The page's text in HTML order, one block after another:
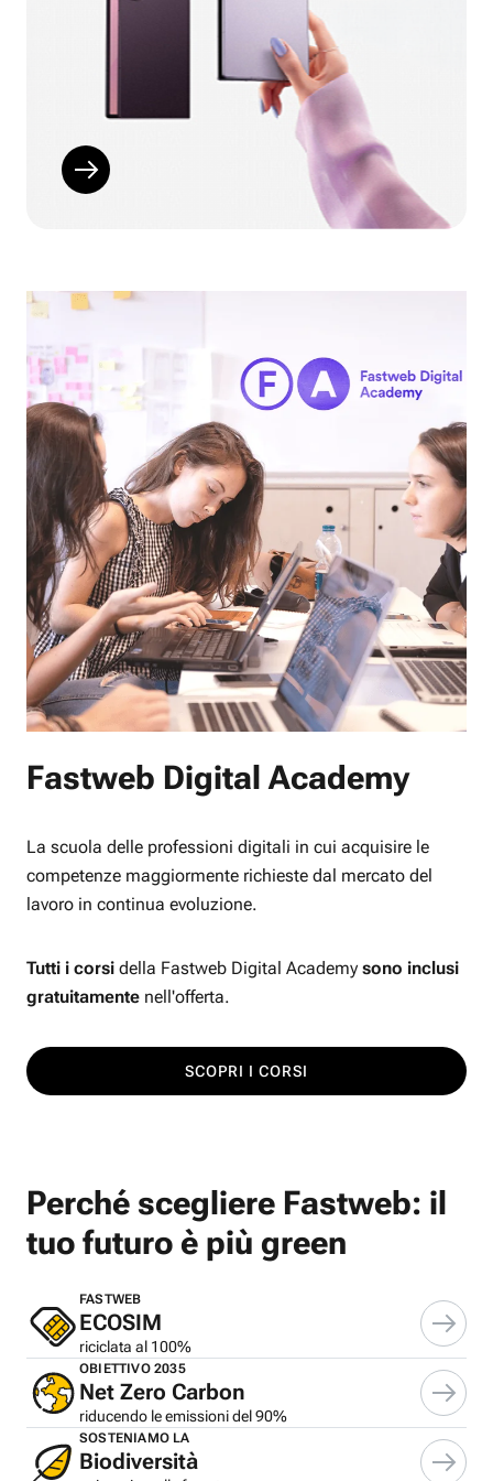
Fastweb Digital Academy
La scuola delle professioni digitali in cui acquisire le
competenze maggiormente richieste dal mercato del
lavoro in continua evoluzione.
Tutti i corsi della Fastweb Digital Academy sono inclusi
gratuitamente nell'offerta.
SCOPRI I CORSI
Perché scegliere Fastweb: il
tuo futuro è più green
FASTWEB
ECOSIM
riciclata al 100%
OBIETTIVO 2035
Net Zero Carbon
riducendo le emissioni del 90%
SOSTENIAMO LA
Biodiversità